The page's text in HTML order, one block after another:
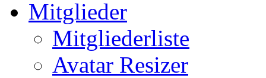
Mitglieder
Mitgliederliste
Avatar Resizer